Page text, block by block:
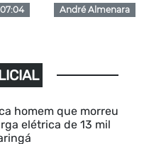
André Almenara
homem que morreu
elétrica de 13 mil